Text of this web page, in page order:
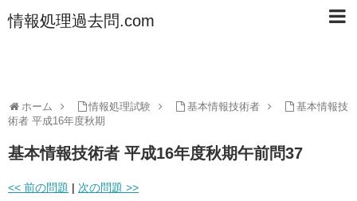
情報処理過去問.com
ホーム 情報処理試験 基本情報技術者
基本情報技
術者 平成16年度秋期
基本情報技術者 平成16年度秋期午前問37
<< 前の問題 | 次の問題 >>